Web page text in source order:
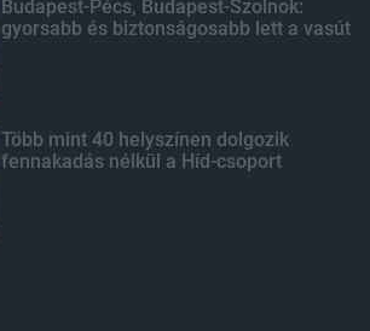
Budapest-Pécs, Budapest-Szolnok:
gyorsabb és biztonságosabb lett a vasút
Több mint 40 helyszínen dolgozik
fennakadás nélkül a Híd-csoport